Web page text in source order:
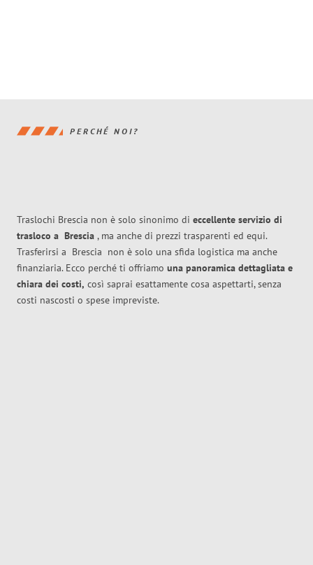
PERCHÉ NOI?
Traslochi Brescia non è solo sinonimo di eccellente servizio di
trasloco a Brescia , ma anche di prezzi trasparenti ed equi.
Trasferirsi a Brescia non è solo una sfida logistica ma anche
finanziaria. Ecco perché ti offriamo una panoramica dettagliata e
chiara dei costi, così saprai esattamente cosa aspettarti, senza
costi nascosti o spese impreviste.